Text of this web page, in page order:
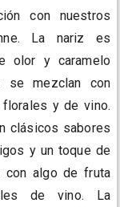
con nuestros
La nariz es
olor y caramelo
se mezclan con
y de vino.
clásicos sabores
y un toque de
con algo de fruta
de vino. La